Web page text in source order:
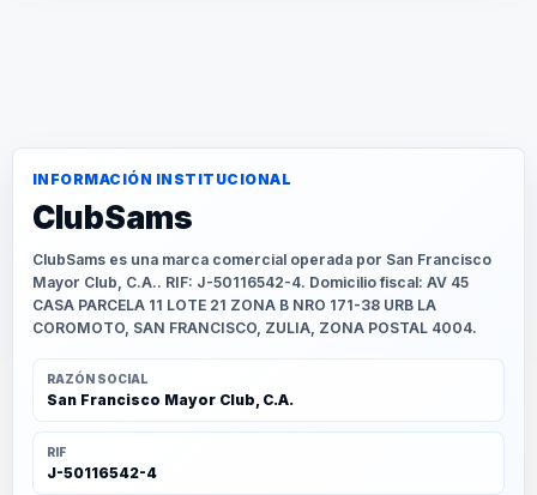
INFORMACIÓN INSTITUCIONAL
ClubSams
ClubSams es una marca comercial operada por San Francisco
Mayor Club, C.A.. RIF: J-50116542-4. Domicilio fiscal: AV 45
CASA PARCELA 11 LOTE 21 ZONA B NRO 171-38 URB LA
COROMOTO, SAN FRANCISCO, ZULIA, ZONA POSTAL 4004.
RAZÓN SOCIAL
San Francisco Mayor Club, C.A.
RIF
J-50116542-4